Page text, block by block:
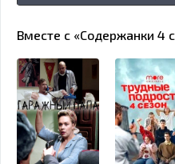
Вместе с «Содержанки 4